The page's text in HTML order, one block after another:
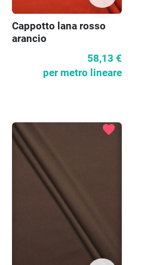
Cappotto lana rosso
arancio
58,13 €
per metro lineare
favorite